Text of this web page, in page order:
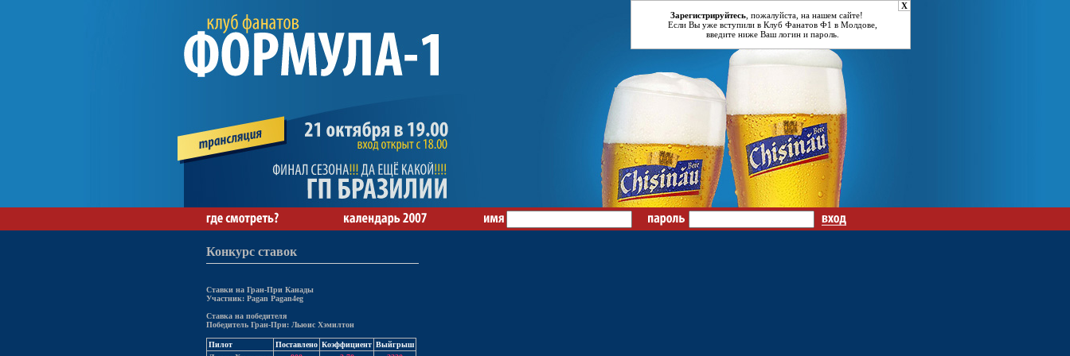
Конкурс ставок
Ставки на Гран-При Канады
Участник: Pagan Pagan4eg
Ставка на победителя
Победитель Гран-При: Льюис Хэмилтон
Пилот Поставлено Коэффициент Выйгрыш
X
Зарегистрируйтесь , пожалуйста, на нашем сайте!
Если Вы уже вступили в Клуб Фанатов Ф1 в Молдове,
введите ниже Ваш логин и пароль.